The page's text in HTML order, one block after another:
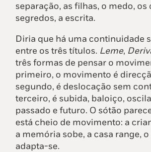
separação, as filhas, o medo, os
segredos, a escrita.
Diria que há uma continuidade
entre os três títulos. Leme,
três formas de pensar o
primeiro, o movimento é
segundo, é deslocação sem
terceiro, é subida, baloiço,
passado e futuro. O sótão
está cheio de movimento: a
a memória sobe, a casa range,
adapta-se.